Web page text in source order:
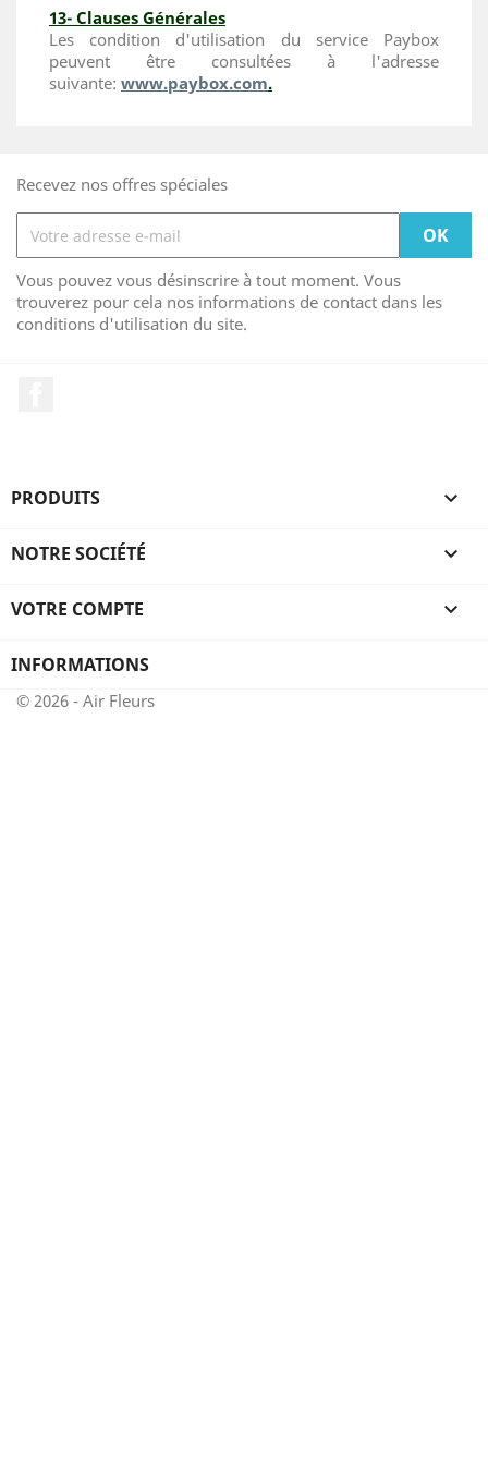
13- Clauses Générales
Les condition d'utilisation du service Paybox
peuvent être consultées à l'adresse
suivante: www.paybox.com.
Recevez nos offres spéciales
Vous pouvez vous désinscrire à tout moment. Vous
trouverez pour cela nos informations de contact dans les
conditions d'utilisation du site.
PRODUITS 
NOTRE SOCIÉTÉ 
VOTRE COMPTE 
INFORMATIONS
© 2026 - Air Fleurs